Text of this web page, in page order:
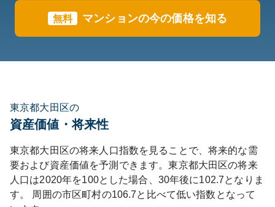
無料 マンションの今の価格を知る
東京都大田区の
資産価値・将来性
東京都大田区の将来人口指数を見ることで、将来的な需
要および資産価値を予測できます。東京都大田区の将来
人口は2020年を100とした場合、30年後に102.7となりま
す。
周囲の市区町村の106.7と比べて低い指数となって